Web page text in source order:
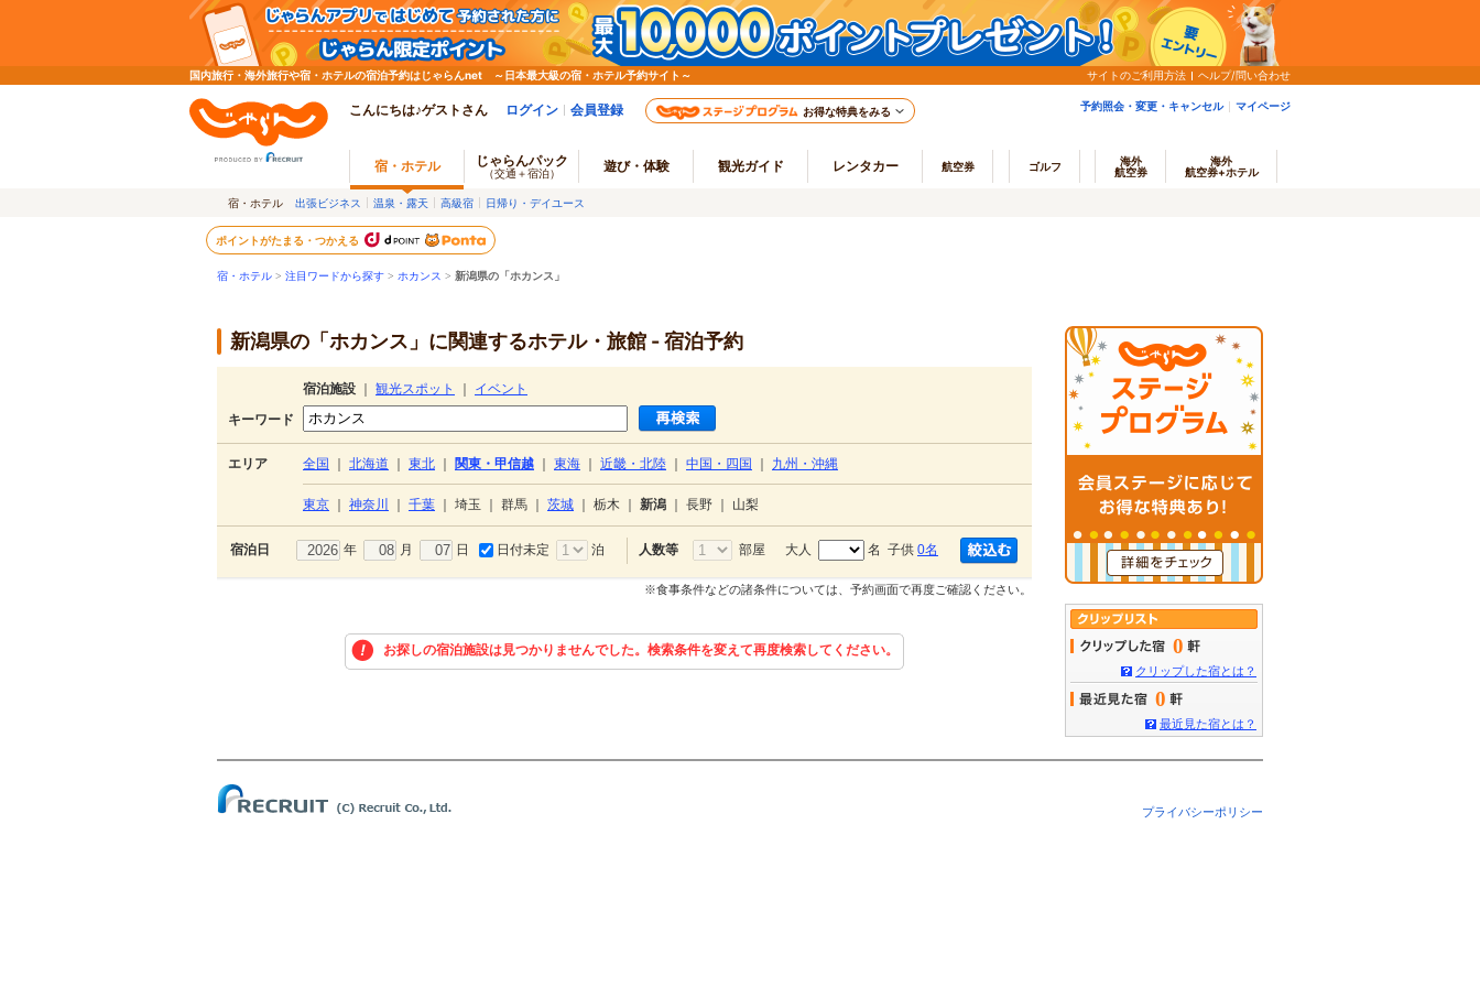
国内旅行・海外旅行や宿・ホテルの宿泊予約はじゃらんnet ～日本最大級の宿・ホテル予約サイト～ サイトのご利用方法 ヘルプ/問い合わせ
こんにちは♪ゲストさん ログイン 会員登録 お得な特典をみる 予約照会・変更・キャンセル マイページ
宿・ホテル じゃらんパック
（交通＋宿泊） 遊び・体験 観光ガイド レンタカー 航空券 ゴルフ
海外
航空券
海外
航空券+ホテル
宿・ホテル 出張ビジネス 温泉・露天 高級宿 日帰り・デイユース
ポイントがたまる・つかえる
宿・ホテル > 注目ワードから探す > ホカンス > 新潟県の「ホカンス」
新潟県の「ホカンス」に関連するホテル・旅館 - 宿泊予約
宿泊施設 観光スポット
イベント
キーワード
エリア 全国 北海道 東北 関東・甲信越 東海 近畿・北陸 中国・四国 九州・沖縄
東京 神奈川 千葉 埼玉 群馬 茨城 栃木 新潟 長野 山梨
宿泊日 年 月 日 日付未定 泊 人数等 部屋 大人 名 子供 0名
※食事条件などの諸条件については、予約画面で再度ご確認ください。
お探しの宿泊施設は見つかりませんでした。検索条件を変えて再度検索してください。 0
クリップした宿とは？
0
最近見た宿とは？
プライバシーポリシー